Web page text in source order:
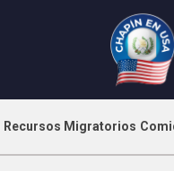
Recursos Migratorios